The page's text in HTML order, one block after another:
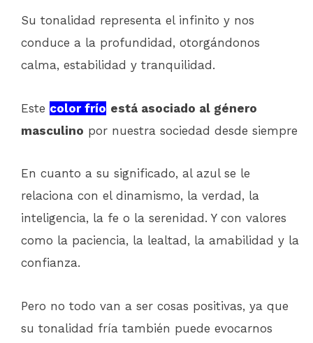
Su tonalidad representa el infinito y nos
conduce a la profundidad, otorgándonos
calma, estabilidad y tranquilidad.
Este color frío está asociado al género
masculino por nuestra sociedad desde siempre
En cuanto a su significado, al azul se le
relaciona con el dinamismo, la verdad, la
inteligencia, la fe o la serenidad. Y con valores
como la paciencia, la lealtad, la amabilidad y la
confianza.
Pero no todo van a ser cosas positivas, ya que
su tonalidad fría también puede evocarnos